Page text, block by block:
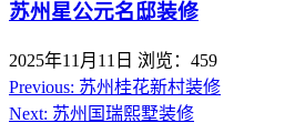
苏州星公元名邸装修
2025年11月11日 浏览：459
Previous: 苏州桂花新村装修
Next: 苏州国瑞熙墅装修